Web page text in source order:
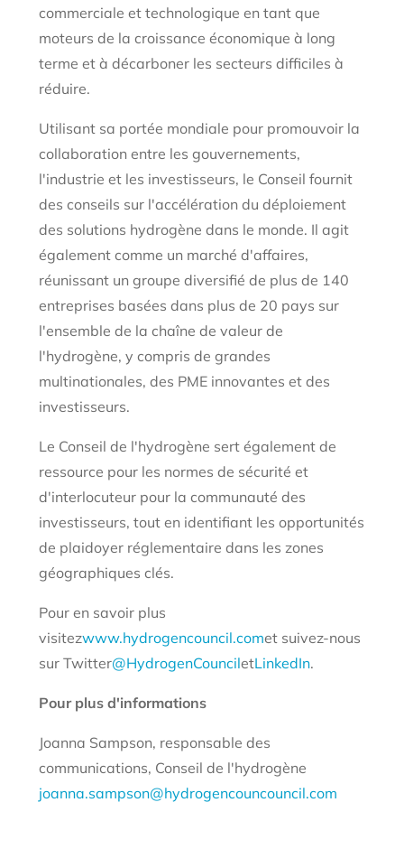
commerciale et technologique en tant que
moteurs de la croissance économique à long
terme et à décarboner les secteurs difficiles à
réduire.
Utilisant sa portée mondiale pour promouvoir la
collaboration entre les gouvernements,
l'industrie et les investisseurs, le Conseil fournit
des conseils sur l'accélération du déploiement
des solutions hydrogène dans le monde. Il agit
également comme un marché d'affaires,
réunissant un groupe diversifié de plus de 140
entreprises basées dans plus de 20 pays sur
l'ensemble de la chaîne de valeur de
l'hydrogène, y compris de grandes
multinationales, des PME innovantes et des
investisseurs.
Le Conseil de l'hydrogène sert également de
ressource pour les normes de sécurité et
d'interlocuteur pour la communauté des
investisseurs, tout en identifiant les opportunités
de plaidoyer réglementaire dans les zones
géographiques clés.
Pour en savoir plus
visitezwww.hydrogencouncil.comet suivez-nous
sur Twitter@HydrogenCounciletLinkedIn.
Pour plus d'informations
Joanna Sampson, responsable des
communications, Conseil de l'hydrogène
joanna.sampson@hydrogencouncouncil.com